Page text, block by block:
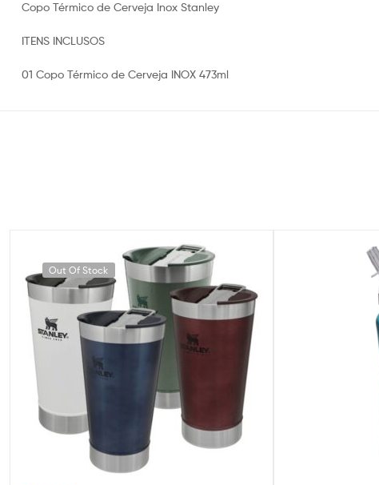
Copo Térmico de Cerveja Inox Stanley
ITENS INCLUSOS
01 Copo Térmico de Cerveja INOX 473ml
Out Of Stock